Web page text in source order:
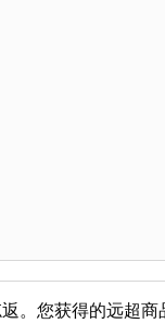
。您获得的远超商